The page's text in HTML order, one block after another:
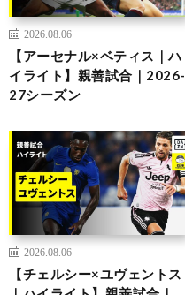
2026.08.06
【アーセナル×ベティス｜ハ
イライト】親善試合｜2026-
27シーズン
2026.08.06
【チェルシー×ユヴェントス